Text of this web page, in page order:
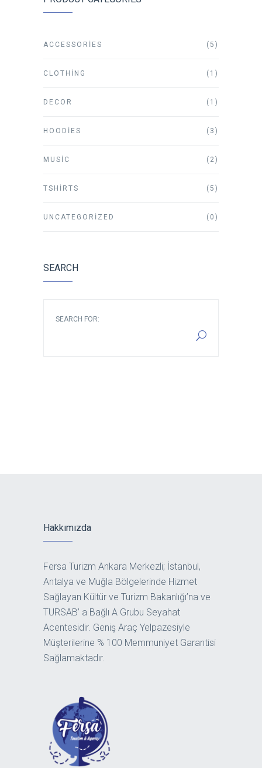
ACCESSORIES (5)
CLOTHING (1)
DECOR (1)
HOODIES (3)
MUSIC (2)
TSHIRTS (5)
UNCATEGORIZED (0)
SEARCH
SEARCH FOR:
Hakkımızda
Fersa Turizm Ankara Merkezli; İstanbul,
Antalya ve Muğla Bölgelerinde Hizmet
Sağlayan Kültür ve Turizm Bakanlığı’na ve
TURSAB’ a Bağlı A Grubu Seyahat
Acentesidir. Geniş Araç Yelpazesiyle
Müşterilerine % 100 Memmuniyet Garantisi
Sağlamaktadır.